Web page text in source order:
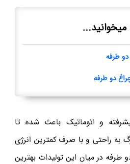
میخوانید...
دو طرفه
دو طرفه
و اتوماتیک باعث شده تا
به راحتی و با صرف کمترین انرژی
طرفه در میان این تولیدات بهترین